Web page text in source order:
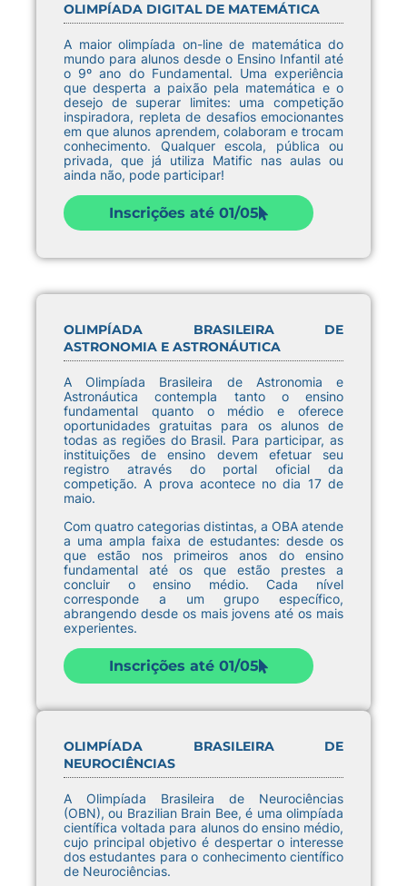
OLIMPÍADA DIGITAL DE MATEMÁTICA
A maior olimpíada on-line de matemática do
mundo para alunos desde o Ensino Infantil até
o 9º ano do Fundamental. Uma experiência
que desperta a paixão pela matemática e o
desejo de superar limites: uma competição
inspiradora, repleta de desafios emocionantes
em que alunos aprendem, colaboram e trocam
conhecimento. Qualquer escola, pública ou
privada, que já utiliza Matific nas aulas ou
ainda não, pode participar!
Inscrições até 01/05
OLIMPÍADA BRASILEIRA DE
ASTRONOMIA E ASTRONÁUTICA
A Olimpíada Brasileira de Astronomia e
Astronáutica contempla tanto o ensino
fundamental quanto o médio e oferece
oportunidades gratuitas para os alunos de
todas as regiões do Brasil. Para participar, as
instituições de ensino devem efetuar seu
registro através do portal oficial da
competição. A prova acontece no dia 17 de
maio.
Com quatro categorias distintas, a OBA atende
a uma ampla faixa de estudantes: desde os
que estão nos primeiros anos do ensino
fundamental até os que estão prestes a
concluir o ensino médio. Cada nível
corresponde a um grupo específico,
abrangendo desde os mais jovens até os mais
experientes.
Inscrições até 01/05
OLIMPÍADA BRASILEIRA DE
NEUROCIÊNCIAS
A Olimpíada Brasileira de Neurociências
(OBN), ou Brazilian Brain Bee, é uma olimpíada
científica voltada para alunos do ensino médio,
cujo principal objetivo é despertar o interesse
dos estudantes para o conhecimento científico
de Neurociências.